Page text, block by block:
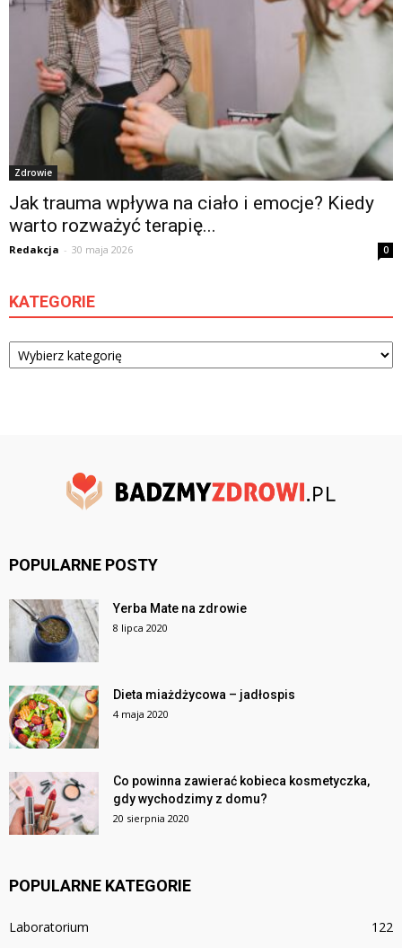
Zdrowie
Jak trauma wpływa na ciało i emocje? Kiedy
warto rozważyć terapię...
Redakcja - 30 maja 2026 0
KATEGORIE
Kategorie
POPULARNE POSTY
Yerba Mate na zdrowie
8 lipca 2020
Dieta miażdżycowa – jadłospis
4 maja 2020
Co powinna zawierać kobieca kosmetyczka,
gdy wychodzimy z domu?
20 sierpnia 2020
POPULARNE KATEGORIE
Laboratorium
122